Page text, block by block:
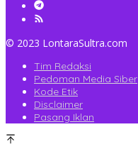
© 2023 LontaraSultra.com
Tim Redaksi
Pedoman Media Siber
Kode Etik
Disclaimer
Pasang Iklan